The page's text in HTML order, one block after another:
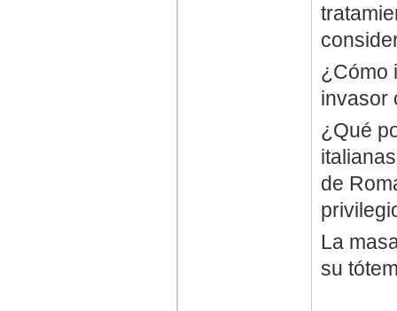
¿Cómo
invasor
¿Qué
de
La
su